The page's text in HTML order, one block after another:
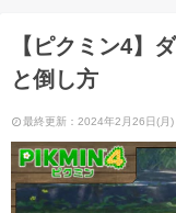
【ピクミン4】
と倒し方
最終更新：2024年2月26日(月